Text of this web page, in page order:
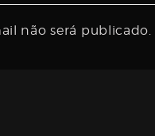
não será publicado.